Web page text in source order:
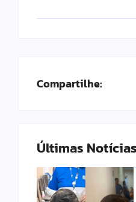
Compartilhe:
Últimas Notícias